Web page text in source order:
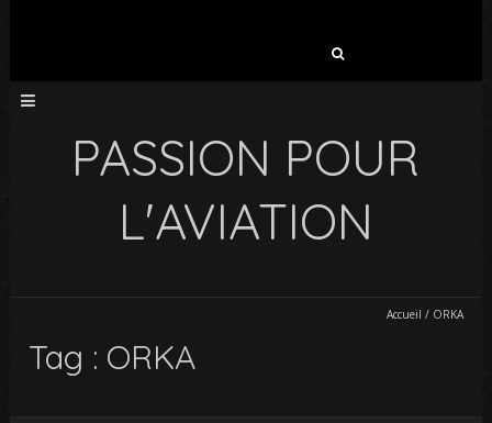
PASSION POUR
L'AVIATION
Accueil / ORKA
Tag : ORKA